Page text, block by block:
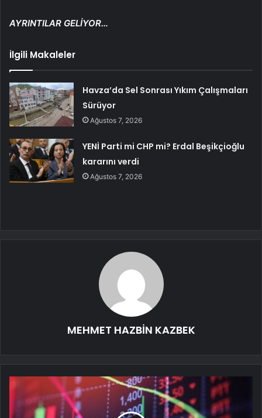
AYRINTILAR GELİYOR…
İlgili Makaleler
Havza’da Sel Sonrası Yıkım Çalışmaları
Sürüyor
Ağustos 7, 2026
YENİ Parti mi CHP mi? Erdal Beşikçioğlu
kararını verdi
Ağustos 7, 2026
MEHMET HAZBİN KAZBEK